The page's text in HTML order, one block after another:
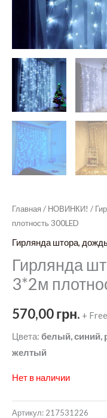
Главная / НОВИНКИ! /
плотность 300LED
Гирлянда штора,
Гирлянда
3*2м
570,00грн. +
Цвета: белый, синий,
желтый
Нет в наличии
Артикул: 217531226